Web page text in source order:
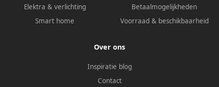
Elektra & verlichting
Smart home
Betaalmogelijkheden
Voorraad & beschikbaarheid
Over ons
Inspiratie blog
Contact